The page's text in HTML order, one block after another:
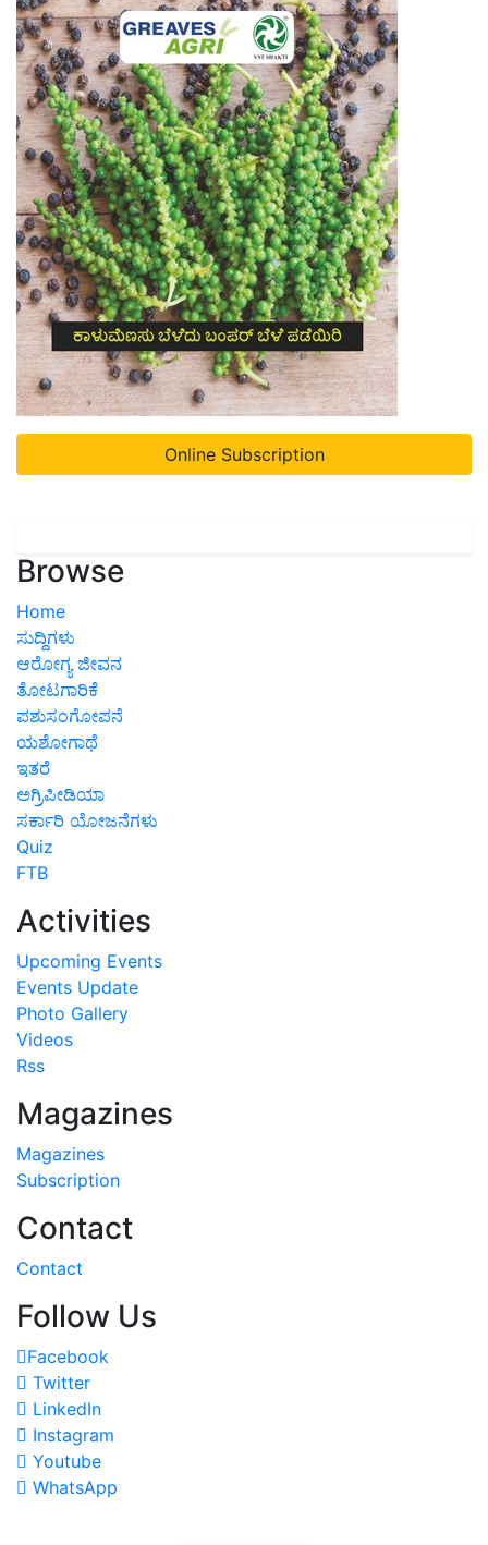
Online Subscription
Browse
Home
ಸುದ್ದಿಗಳು
ಆರೋಗ್ಯ ಜೀವನ
ತೋಟಗಾರಿಕೆ
ಪಶುಸಂಗೋಪನೆ
ಯಶೋಗಾಥೆ
ಇತರೆ
ಅಗ್ರಿಪೀಡಿಯಾ
ಸರ್ಕಾರಿ ಯೋಜನೆಗಳು
Quiz
FTB
Activities
Upcoming Events
Events Update
Photo Gallery
Videos
Rss
Magazines
Magazines
Subscription
Contact
Contact
Follow Us
Facebook
Twitter
LinkedIn
Instagram
Youtube
WhatsApp